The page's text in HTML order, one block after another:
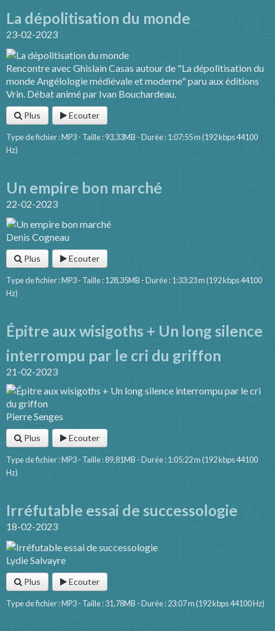
La dépolitisation du monde
23-02-2023
Rencontre avec Ghislain Casas autour de "La dépolitisation du
monde Angélologie médiévale et moderne" paru aux éditions
Vrin. Débat animé par Ivan Bouchardeau.
Plus Ecouter
Type de fichier : MP3 - Taille : 93,33MB - Durée : 1:07:55 m (192 kbps 44100
Hz)
Un empire bon marché
22-02-2023
Denis Cogneau
Plus Ecouter
Type de fichier : MP3 - Taille : 128,35MB - Durée : 1:33:23 m (192 kbps 44100
Hz)
Épitre aux wisigoths + Un long silence
interrompu par le cri du griffon
21-02-2023
Pierre Senges
Plus Ecouter
Type de fichier : MP3 - Taille : 89,81MB - Durée : 1:05:22 m (192 kbps 44100
Hz)
Irréfutable essai de successologie
18-02-2023
Lydie Salvayre
Plus Ecouter
Type de fichier : MP3 - Taille : 31,78MB - Durée : 23:07 m (192 kbps 44100 Hz)